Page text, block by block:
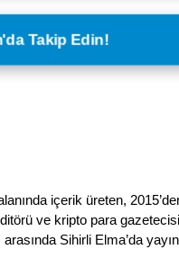
Takip Edin!
içerik üreten,
ve kripto para
arasında Sihirli Elma’da